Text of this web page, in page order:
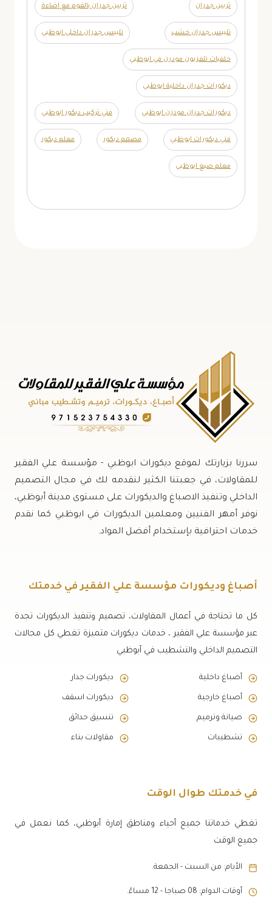
تزيين جدران تزيين جدران بالفوم مع إضاءة
تلبيس جدران خشب تلبيس جدران داخلي ابوظبي
خلفيات تلفزيون مودرن في ابوظبي
ديكورات جدران داخلية ابوظبي
ديكورات جدران مودرن ابوظبي فني تركيب ديكور ابوظبي
فني ديكورات ابوظبي مصمم ديكور معلم ديكور
معلم صبغ ابوظبي
سررنا بزيارتك لموقع ديكورات ابوظبي - مؤسسة علي الفقير
للمقاولات، في جعبتنا الكثير لنقدمه لك في مجال التصميم
الداخلي وتنفيذ الاصباغ والديكورات على مستوى مدينة أبوظبي،
نوفر أمهر الفنيين ومعلمين الديكورات في ابوظبي كما نقدم
خدمات احترافية بإستخدام أفضل المواد.
أصباغ وديكورات مؤسسة علي الفقير في خدمتك
كل ما تحتاجة في أعمال المقاولات، تصميم وتنفيذ الديكورات تجدة
عبر مؤسسة علي الفقير ، خدمات ديكورات متميزة تغطي كل مجالات
التصميم الداخلي والتشطيب في أبوظبي
أصباغ داخلية ديكورات جدار
أصباغ خارجية ديكورات اسقف
صيانة وترميم تنسيق حدائق
تشطيبات مقاولات بناء
في خدمتك طوال الوقت
تغطي خدماتنا جميع أحياء ومناطق إمارة أبوظبي، كما نعمل في
جميع الوقت
الأيام: من السبت - الجمعة.
أوقات الدوام: 08 صباجا - 12 مساءً.